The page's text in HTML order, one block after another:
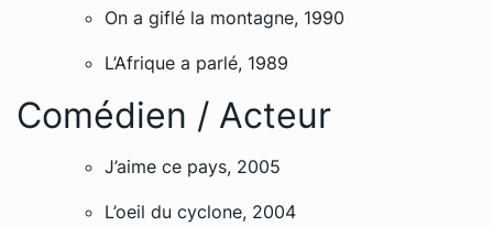
On a giflé la montagne, 1990
L’Afrique a parlé, 1989
Comédien / Acteur
J’aime ce pays, 2005
L’oeil du cyclone, 2004